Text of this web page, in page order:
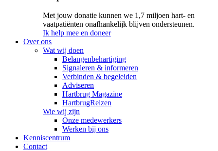
Met jouw donatie kunnen we 1,7 miljoen hart- en
vaatpatiënten onafhankelijk blijven ondersteunen.
Ik help mee en doneer
Over ons
Wat wij doen
Belangenbehartiging
Signaleren & informeren
Verbinden & begeleiden
Adviseren
Hartbrug Magazine
HartbrugReizen
Wie wij zijn
Onze medewerkers
Werken bij ons
Kenniscentrum
Contact